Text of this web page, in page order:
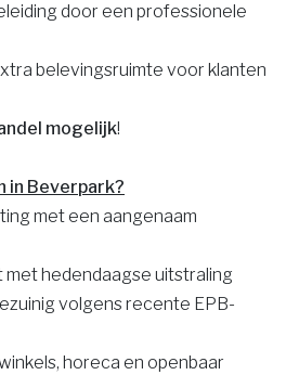
door een professionele
belevingsruimte voor klanten
mogelijk!
in Beverpark?
met een aangenaam
hedendaagse uitstraling
volgens recente EPB-
horeca en openbaar